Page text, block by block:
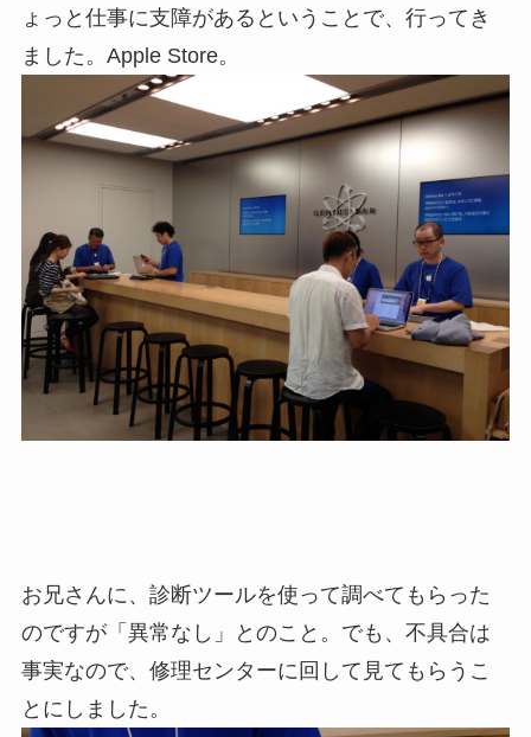
ょっと仕事に支障があるということで、行ってき
ました。Apple Store。
お兄さんに、診断ツールを使って調べてもらった
のですが「異常なし」とのこと。でも、不具合は
事実なので、修理センターに回して見てもらうこ
とにしました。